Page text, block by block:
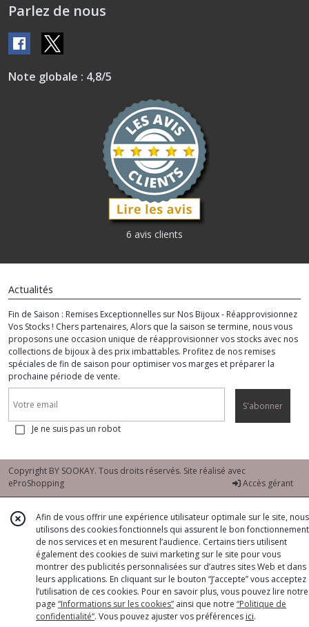
Parlez de nous
Note globale : 4,8/5
6 avis clients
Actualités
Fin de Saison : Remises Exceptionnelles sur Nos Bijoux - Réapprovisionnez
Vos Stocks ! Chers partenaires, Alors que la saison se termine, nous vous
proposons une occasion unique de réapprovisionner vos stocks avec nos
collections de bijoux à des prix imbattables. Profitez de nos remises
spéciales de fin de saison pour optimiser vos marges et préparer la
prochaine période de vente.
S'abonner
Je ne suis pas un robot
Copyright BY SOOKAY. Tous droits réservés. Site réalisé avec
eProShopping
Accès gérant
Afin de vous offrir une expérience utilisateur optimale sur le site, nous
utilisons des cookies fonctionnels qui assurent le bon fonctionnement
de nos services et en mesurent l’audience. Certains tiers utilisent
également des cookies de suivi marketing sur le site pour vous
montrer des publicités personnalisées sur d’autres sites Web et dans
leurs applications. En cliquant sur le bouton “J’accepte” vous acceptez
l’utilisation de ces cookies. Pour en savoir plus, vous pouvez lire notre
page “Informations sur les cookies” ainsi que notre “Politique de
confidentialité“. Vous pouvez ajuster vos préférences ici.